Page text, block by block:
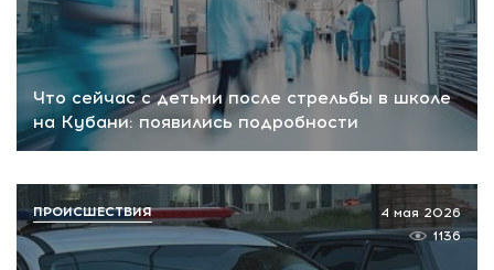
Что сейчас с детьми после стрельбы в школе
на Кубани: появились подробности
4 мая 2026
1136
ПРОИСШЕСТВИЯ